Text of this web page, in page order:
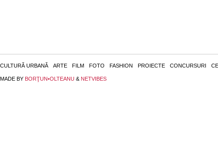
CULTURĂ URBANĂ ARTE FILM FOTO FASHION PROIECTE CONCURSURI
MADE BY BORŢUN•OLTEANU & NETVIBES